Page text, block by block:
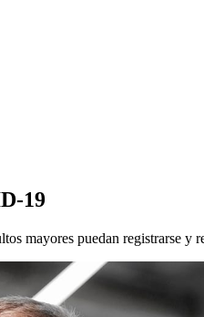
19
mayores puedan registrarse y